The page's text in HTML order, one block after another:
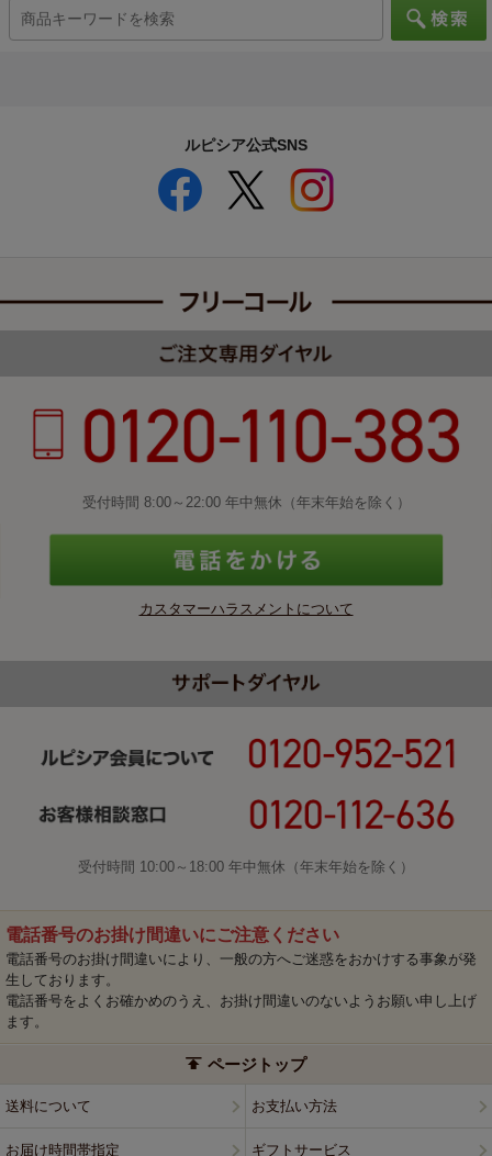
ルピシア公式SNS
受付時間 8:00～22:00 年中無休（年末年始を除く）
カスタマーハラスメントについて
受付時間 10:00～18:00 年中無休（年末年始を除く）
電話番号のお掛け間違いにご注意ください
電話番号のお掛け間違いにより、一般の方へご迷惑をおかけする事象が発
生しております。
電話番号をよくお確かめのうえ、お掛け間違いのないようお願い申し上げ
ます。
ページトップ
送料について お支払い方法
お届け時間帯指定 ギフトサービス